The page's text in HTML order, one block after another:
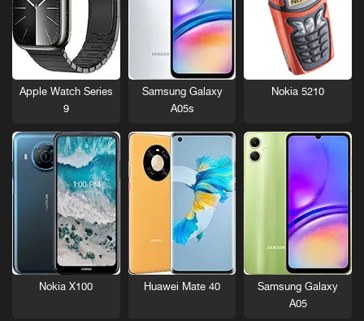
Nokia 5210
Samsung Galaxy
A05s
Apple Watch Series
9
Samsung Galaxy
A05
Huawei Mate 40
Nokia X100